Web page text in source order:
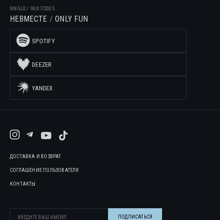
SINGLE/ 18/07/2025
НЕВМЕСТЕ ONLY FUN
SPOTIFY
DEEZER
YANDEX
ДОСТАВКА И ВОЗВРАТ
СОГЛАШЕНИЕ ПОЛЬЗОВАТЕЛЯ
КОНТАКТЫ